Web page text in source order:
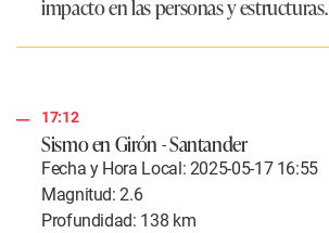
impacto en las personas y estructuras.
17:12
Sismo en Girón - Santander
Fecha y Hora Local: 2025-05-17 16:55
Magnitud: 2.6
Profundidad: 138 km